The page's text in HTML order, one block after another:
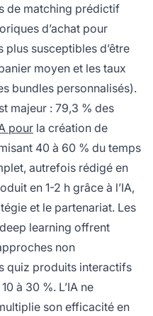
de matching prédictif
d’achat pour
susceptibles d’être
moyen et les taux
bundles personnalisés).
majeur : 79,3 % des
pour la création de
40 à 60 % du temps
autrefois rédigé en
en 1-2 h grâce à l’IA,
et le partenariat. Les
learning offrent
non
quiz produits interactifs
à 30 %. L’IA ne
son efficacité en